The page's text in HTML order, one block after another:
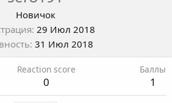
Новичок
29 Июл 2018
31 Июл 2018
Reaction score
0
Баллы
1